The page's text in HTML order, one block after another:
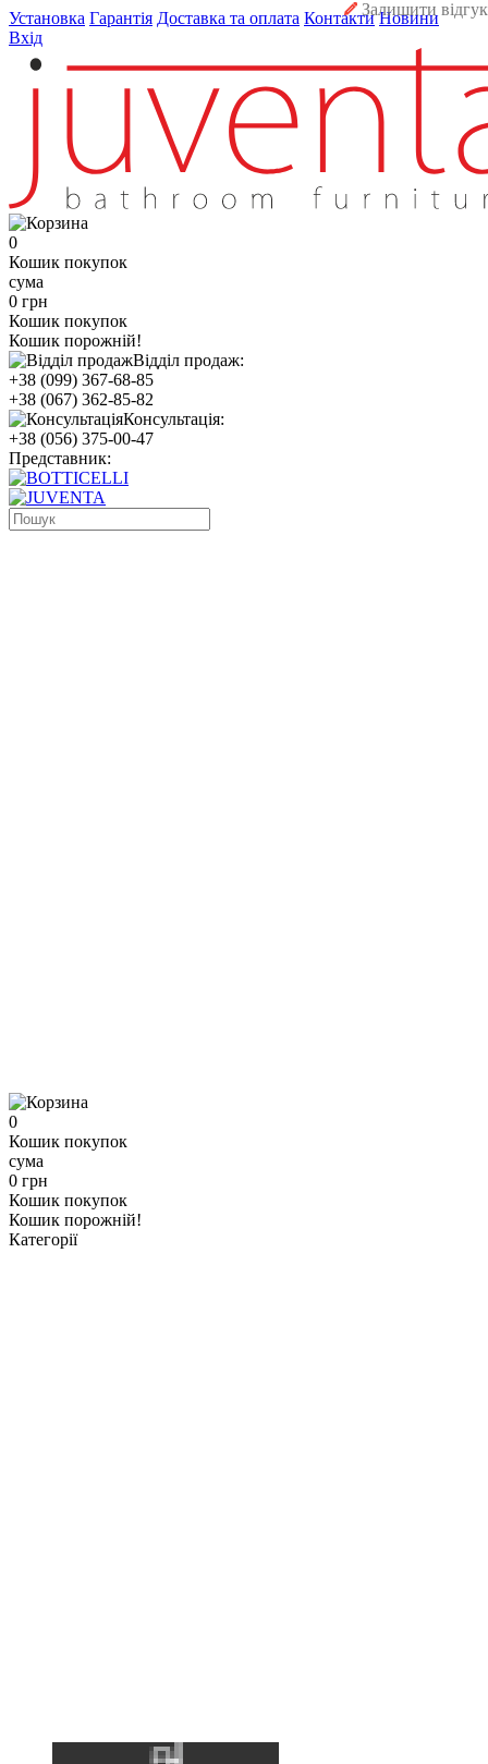
Установка Гарантія Доставка та оплата Контакти Новини
Вхід
0
Кошик покупок
сума
0 грн
Кошик покупок
Кошик порожній!
Відділ продаж:
+38 (099) 367-68-85
+38 (067) 362-85-82
Консультація:
+38 (056) 375-00-47
Представник:
0
Кошик покупок
сума
0 грн
Кошик покупок
Кошик порожній!
Категорії
Залишити відгук